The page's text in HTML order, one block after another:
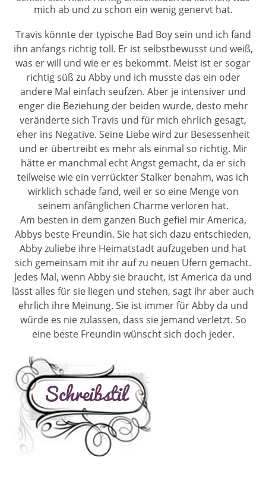
mich ab und zu schon ein wenig genervt hat.
Travis könnte der typische Bad Boy sein und ich fand
ihn anfangs richtig toll. Er ist selbstbewusst und weiß,
was er will und wie er es bekommt. Meist ist er sogar
richtig süß zu Abby und ich musste das ein oder
andere Mal einfach seufzen. Aber je intensiver und
enger die Beziehung der beiden wurde, desto mehr
veränderte sich Travis und für mich ehrlich gesagt,
eher ins Negative. Seine Liebe wird zur Besessenheit
und er übertreibt es mehr als einmal so richtig. Mir
hätte er manchmal echt Angst gemacht, da er sich
teilweise wie ein verrückter Stalker benahm, was ich
wirklich schade fand, weil er so eine Menge von
seinem anfänglichen Charme verloren hat.
Am besten in dem ganzen Buch gefiel mir America,
Abbys beste Freundin. Sie hat sich dazu entschieden,
Abby zuliebe ihre Heimatstadt aufzugeben und hat
sich gemeinsam mit ihr auf zu neuen Ufern gemacht.
Jedes Mal, wenn Abby sie braucht, ist America da und
lässt alles für sie liegen und stehen, sagt ihr aber auch
ehrlich ihre Meinung. Sie ist immer für Abby da und
würde es nie zulassen, dass sie jemand verletzt. So
eine beste Freundin wünscht sich doch jeder.